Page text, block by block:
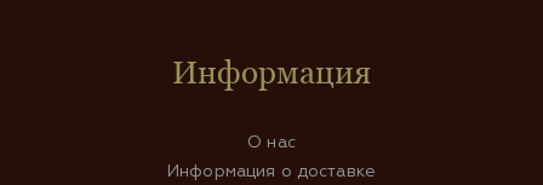
Информация
О нас
Информация о доставке